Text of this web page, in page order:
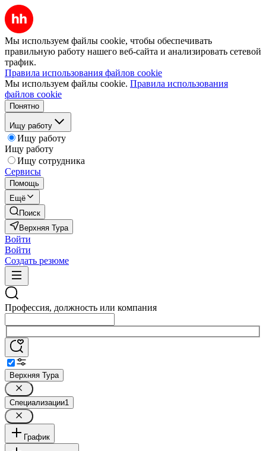
Мы используем файлы cookie, чтобы обеспечивать
правильную работу нашего веб-сайта и анализировать сетевой
трафик.
Правила использования файлов cookie
Мы используем файлы cookie. Правила использования
файлов cookie
Понятно
Ищу работу
Ищу работу
Ищу работу
Ищу сотрудника
Сервисы
Помощь
Ещё
Поиск
Верхняя Тура
Войти
Войти
Создать резюме
Профессия, должность или компания
Верхняя Тура
Специализации1
График